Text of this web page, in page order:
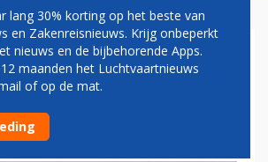
EN HUURT
10 A320NEO'S
lang 30% korting op het beste van
en Zakenreisnieuws. Krijg onbeperkt
nieuws en de bijbehorende Apps.
maanden het Luchtvaartnieuws
of op de mat.